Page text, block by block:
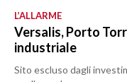
L’ALLARME
Versalis, Porto
industriale
Sito escluso dagli